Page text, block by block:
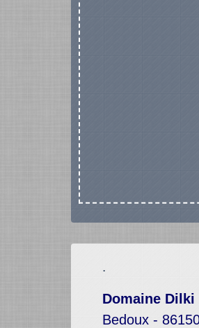
.
Domaine Dilki
Bedoux -